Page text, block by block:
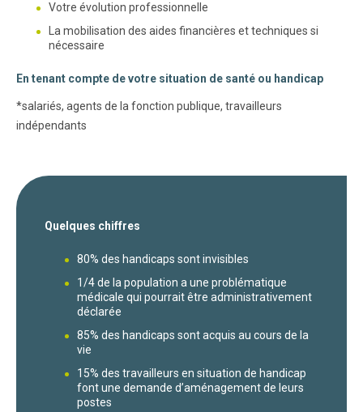
Votre évolution professionnelle
La mobilisation des aides financières et techniques si
nécessaire
En tenant compte de votre situation de santé ou handicap
*salariés, agents de la fonction publique, travailleurs
indépendants
Quelques chiffres
80% des handicaps sont invisibles
1/4 de la population a une problématique
médicale qui pourrait être administrativement
déclarée
85% des handicaps sont acquis au cours de la
vie
15% des travailleurs en situation de handicap
font une demande d’aménagement de leurs
postes